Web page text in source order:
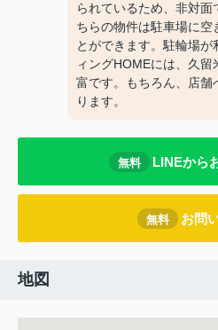
られているため、非対面
ちらの物件は駐車場に空
とができます。駐輪場
ィングHOMEには、久
富です。もちろん、店舗
ります。
無料 LINEから
無料 お問
地図